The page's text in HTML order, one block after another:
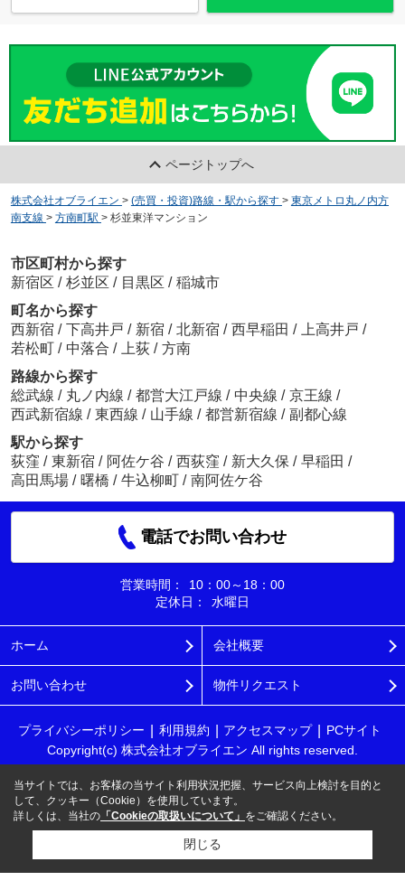
ページトップへ
株式会社オブライエン > (売買・投資)路線・駅から探す > 東京メトロ丸ノ内方
南支線 > 方南町駅 > 杉並東洋マンション
市区町村から探す
新宿区 / 杉並区 / 目黒区 / 稲城市
町名から探す
西新宿 / 下高井戸 / 新宿 / 北新宿 / 西早稲田 / 上高井戸 /
若松町 / 中落合 / 上荻 / 方南
路線から探す
総武線 / 丸ノ内線 / 都営大江戸線 / 中央線 / 京王線 /
西武新宿線 / 東西線 / 山手線 / 都営新宿線 / 副都心線
駅から探す
荻窪 / 東新宿 / 阿佐ケ谷 / 西荻窪 / 新大久保 / 早稲田 /
高田馬場 / 曙橋 / 牛込柳町 / 南阿佐ケ谷
電話でお問い合わせ
営業時間：
10：00～18：00
定休日：
水曜日
ホーム 会社概要
お問い合わせ 物件リクエスト
プライバシーポリシー 利用規約 アクセスマップ
PCサイト
Copyright(c) 株式会社オブライエン All rights reserved.
当サイトでは、お客様の当サイト利用状況把握、サービス向上検討を目的と
して、クッキー（Cookie）を使用しています。
詳しくは、当社の 「Cookieの取扱いについて」 をご確認ください。
閉じる